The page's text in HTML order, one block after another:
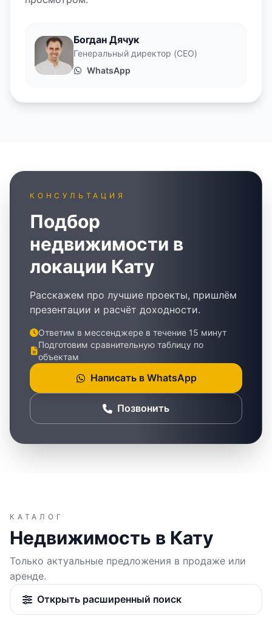
Богдан Дячук
Генеральный директор (CEO)
WhatsApp
КОНСУЛЬТАЦИЯ
Подбор
недвижимости в
локации Кату
Расскажем про лучшие проекты, пришлём
презентации и расчёт доходности.
Ответим в мессенджере в течение 15 минут
Подготовим сравнительную таблицу по
объектам
Написать в WhatsApp
Позвонить
КАТАЛОГ
Недвижимость в Кату
Только актуальные предложения в продаже или
аренде.
Открыть расширенный поиск